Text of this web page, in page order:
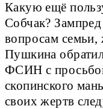
Какую ещё
Собчак?
вопросам семьи,
Пушкина
ФСИН с
скопинского
своих жертв